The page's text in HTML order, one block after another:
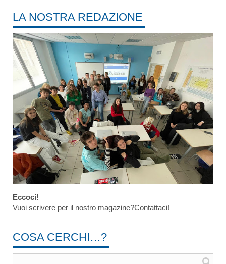
LA NOSTRA REDAZIONE
Eccoci!
Vuoi scrivere per il nostro magazine?Contattaci!
COSA CERCHI…?